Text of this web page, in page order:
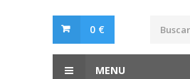
0 €
MENU